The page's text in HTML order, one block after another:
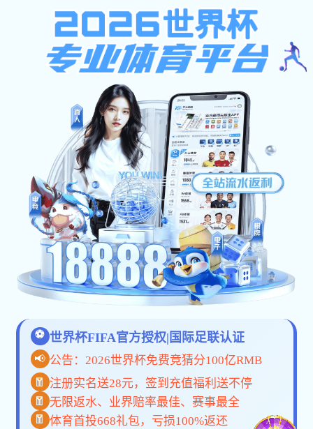
35体育资讯
学院概况 师资队伍
常用文档
学院概况
学院简介
管理团队
科研机构